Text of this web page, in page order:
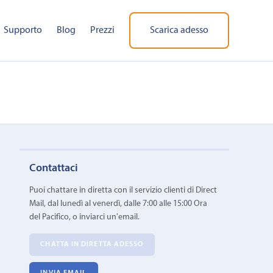
Supporto Blog Prezzi Scarica adesso
Contattaci
Puoi chattare in diretta con il servizio clienti di Direct
Mail, dal lunedì al venerdì, dalle 7:00 alle 15:00 Ora
del Pacifico, o inviarci un'email.
CHATTA IN DIRETTA ADESSO